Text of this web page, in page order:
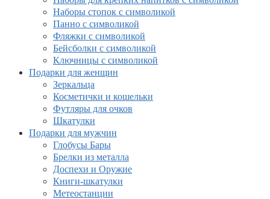
Наборы стопок с символикой
Панно с символикой
Фляжки с символикой
Бейсболки с символикой
Ключницы с символикой
Подарки для женщин
Зеркальца
Косметички и кошельки
Футляры для очков
Шкатулки
Подарки для мужчин
Глобусы Бары
Брелки из металла
Доспехи и Оружие
Книги-шкатулки
Метеостанции